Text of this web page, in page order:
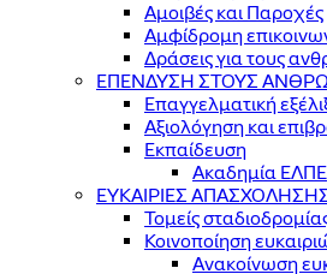
Αμοιβές και Παροχές
Αμφίδρομη
Δράσεις για τους
ΕΠΕΝΔΥΣΗ ΣΤΟΥΣ
Επαγγελματική
Αξιολόγηση και
Εκπαίδευση
Ακαδημία ΕΛΠΕ
ΕΥΚΑΙΡΙΕΣ
Τομείς
Κοινοποίηση
Ανακοίνωση